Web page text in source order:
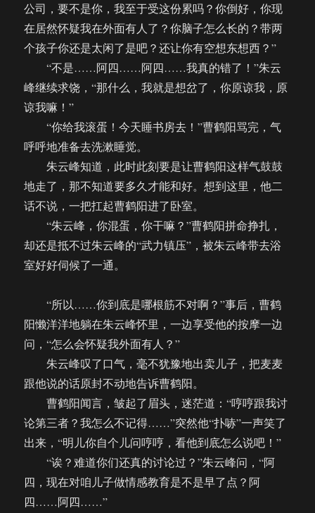
公司，要不是你，我至于受这份累吗？你倒好，你现
在居然怀疑我在外面有人了？你脑子怎么长的？带两
个孩子你还是太闲了是吧？还让你有空想东想西？”
“不是……阿四……阿四……我真的错了！”朱云
峰继续求饶，“那什么，我就是想岔了，你原谅我，原
谅我嘛！”
“你给我滚蛋！今天睡书房去！”曹鹤阳骂完，气
呼呼地准备去洗漱睡觉。
朱云峰知道，此时此刻要是让曹鹤阳这样气鼓鼓
地走了，那不知道要多久才能和好。想到这里，他二
话不说，一把扛起曹鹤阳进了卧室。
“朱云峰，你混蛋，你干嘛？”曹鹤阳拼命挣扎，
却还是抵不过朱云峰的“武力镇压”，被朱云峰带去浴
室好好伺候了一通。
“所以……你到底是哪根筋不对啊？”事后，曹鹤
阳懒洋洋地躺在朱云峰怀里，一边享受他的按摩一边
问，“怎么会怀疑我外面有人？”
朱云峰叹了口气，毫不犹豫地出卖儿子，把麦麦
跟他说的话原封不动地告诉曹鹤阳。
曹鹤阳闻言，皱起了眉头，迷茫道：“哼哼跟我讨
论第三者？我怎么不记得……”突然他“扑哧”一声笑了
出来，“明儿你自个儿问哼哼，看他到底怎么说吧！”
“诶？难道你们还真的讨论过？”朱云峰问，“阿
四，现在对咱儿子做情感教育是不是早了点？阿
四……阿四……”